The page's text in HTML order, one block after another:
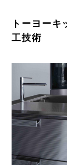
トーヨー
工技術